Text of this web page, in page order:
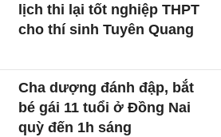
lịch thi lại tốt nghiệp THPT
cho thí sinh Tuyên Quang
Cha dượng đánh đập, bắt
bé gái 11 tuổi ở Đồng Nai
quỳ đến 1h sáng